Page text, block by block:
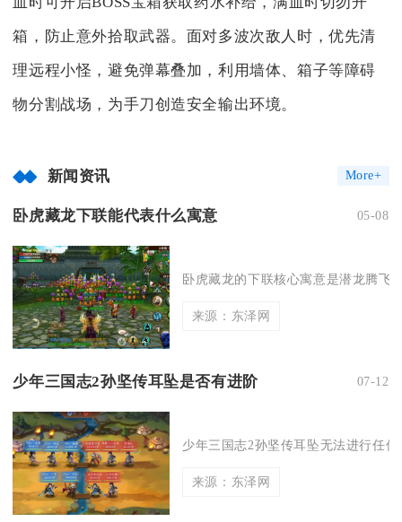
箱，防止意外拾取武器。面对多波次敌人时，优先清
理远程小怪，避免弹幕叠加，利用墙体、箱子等障碍
物分割战场，为手刀创造安全输出环境。
新闻资讯 More+
卧虎藏龙下联能代表什么寓意 05-08
卧虎藏龙的下联核心寓意是潜龙腾飞
来源：东泽网
少年三国志2孙坚传耳坠是否有进阶 07-12
少年三国志2孙坚传耳坠无法进行任
来源：东泽网